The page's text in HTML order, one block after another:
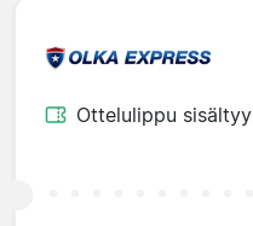
Ottelulippu sisältyy